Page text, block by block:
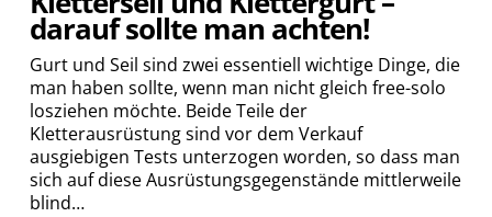
darauf sollte man achten!
Gurt und Seil sind zwei essentiell wichtige Dinge, die
man haben sollte, wenn man nicht gleich free-solo
losziehen möchte. Beide Teile der
Kletterausrüstung sind vor dem Verkauf
ausgiebigen Tests unterzogen worden, so dass man
sich auf diese Ausrüstungsgegenstände mittlerweile
blind…